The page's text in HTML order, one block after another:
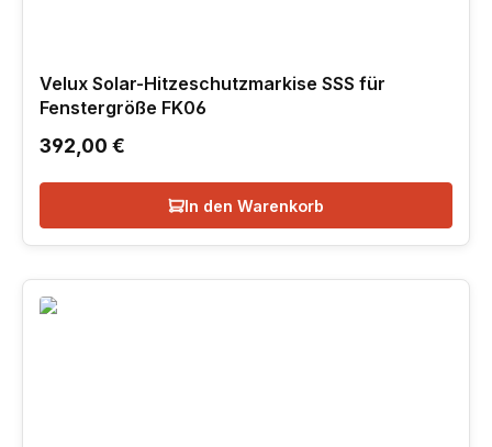
Velux Solar-Hitzeschutzmarkise SSS für
Fenstergröße FK06
Regulärer Preis:
392,00 €
In den Warenkorb